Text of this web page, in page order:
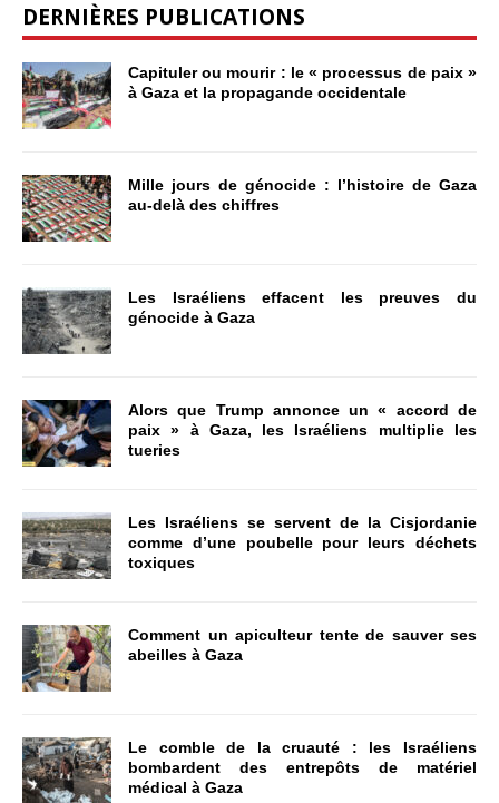
DERNIÈRES PUBLICATIONS
Capituler ou mourir : le « processus de paix »
à Gaza et la propagande occidentale
Mille jours de génocide : l’histoire de Gaza
au-delà des chiffres
Les Israéliens effacent les preuves du
génocide à Gaza
Alors que Trump annonce un « accord de
paix » à Gaza, les Israéliens multiplie les
tueries
Les Israéliens se servent de la Cisjordanie
comme d’une poubelle pour leurs déchets
toxiques
Comment un apiculteur tente de sauver ses
abeilles à Gaza
Le comble de la cruauté : les Israéliens
bombardent des entrepôts de matériel
médical à Gaza